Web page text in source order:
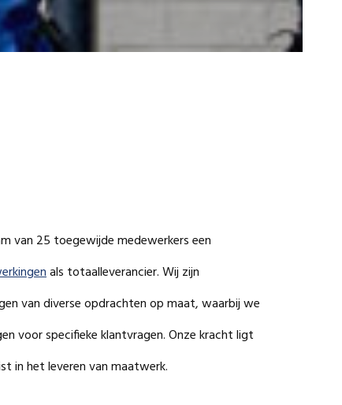
van 25 toegewijde medewerkers een
als totaalleverancier. Wij zijn
van diverse opdrachten op maat, waarbij we
voor specifieke klantvragen. Onze kracht ligt
in het leveren van maatwerk.